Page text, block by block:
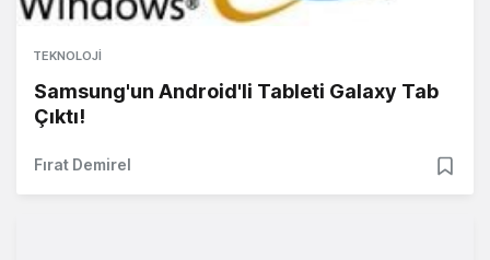
TEKNOLOJI
Samsung'un Android'li Tableti Galaxy Tab
Çıktı!
Fırat Demirel